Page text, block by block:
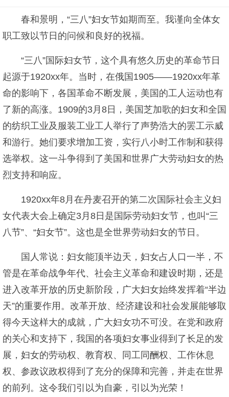
春和景明，“三八”妇女节如期而至。我谨向全体女
职工致以节日的问候和良好的祝福。
“三八”国际妇女节，这个具有悠久历史的革命节日
起源于1920xx年。当时，在俄国1905——1920xx年革
命的影响下，各国革命不断发展，美国的工人运动也有
了新的高涨。1909的3月8日，美国芝加歌的妇女和全国
的纺织工业及服装工业工人举行了声势浩大的罢工示威
和游行。她们要求增加工资，实行八小时工作制和获得
选举权。这一斗争得到了美国和世界广大劳动妇女的热
烈支持和响应。
1920xx年8月在丹麦召开的第二次国际社会主义妇
女代表大会上确定3月8日是国际劳动妇女节，也叫“三
八节”、“妇女节”。这也是全世界劳动妇女的节日。
国人常说：妇女能顶半边天，妇女占人口一半，不
管是在革命战争年代、社会主义革命和建设时期，还是
进入改革开放的历史新阶段，广大妇女始终发挥着“半边
天”的重要作用。改革开放、经济建设和社会发展能够取
得今天这样大的成就，广大妇女功不可没。在党和政府
的关心和支持下，我国的各项妇女事业得到了长足的发
展，妇女的劳动权、教育权、同工同酬权、工作休息
权、参政议政权得到了充分的保障和完善，并走在世界
的前列。这令我们引以为自豪，引以为光荣！